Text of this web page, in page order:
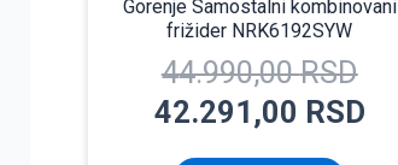
Gorenje Samostalni kombinovani
frižider NRK6192SYW
44.990,00RSD
42.291,00 RSD